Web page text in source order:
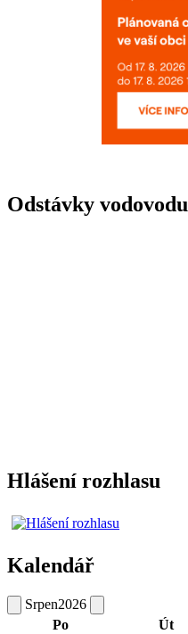
Odstávky vodovodu
Hlášení rozhlasu
Kalendář
Srpen2026
Po
Út